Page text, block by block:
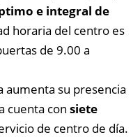
e integral de
horaria del centro es
de 9.00 a
aumenta su presencia
cuenta con siete
de centro de día.